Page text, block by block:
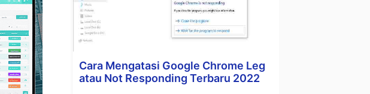
Cara Mengatasi Google Chrome Leg
atau Not Responding Terbaru 2022